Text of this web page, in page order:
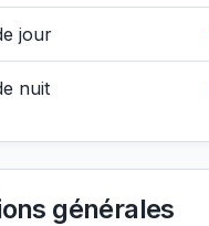
jour
nuit
générales